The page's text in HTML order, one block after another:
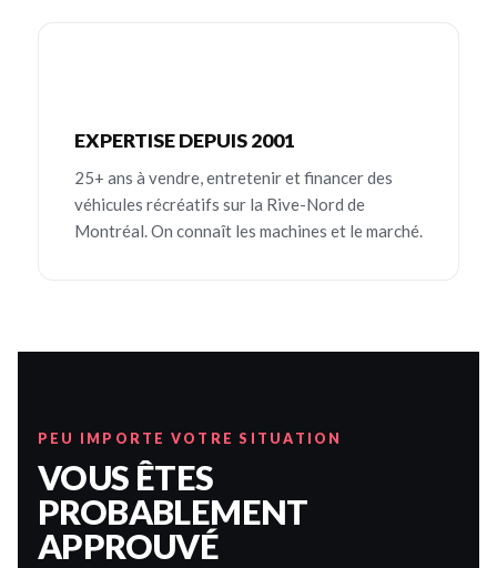
EXPERTISE DEPUIS 2001
25+ ans à vendre, entretenir et financer des
véhicules récréatifs sur la Rive-Nord de
Montréal. On connaît les machines et le marché.
PEU IMPORTE VOTRE SITUATION
VOUS ÊTES
PROBABLEMENT
APPROUVÉ